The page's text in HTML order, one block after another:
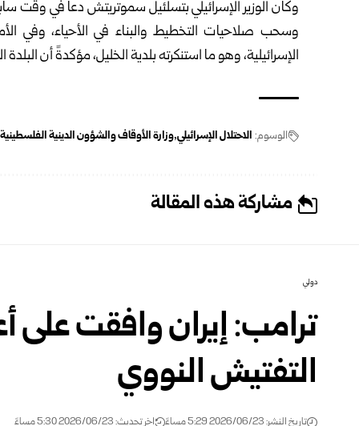
وكان الوزير الإسرائيلي بتسلئيل سموتريتش دعا في وقت
وسحب صلاحيات التخطيط والبناء في الأحياء، وفي
الإسرائيلية، وهو ما استنكرته بلدية الخليل، مؤكدةً أن
الوسوم: الاحتلال الإسرائيلي وزارة الأوقاف والشؤون الدينية الفلسطينية
مشاركة هذه المقالة
دولي
ترامب: إيران وافقت
التفتيش النووي
تاريخ النشر: 2026/06/23 5:29 مساءً اخر تحديث: 2026/06/23 5:30 مساءً